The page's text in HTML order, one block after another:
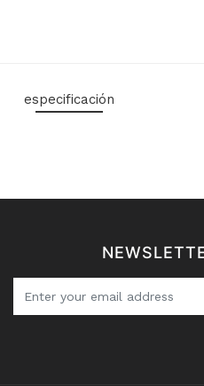
especificación